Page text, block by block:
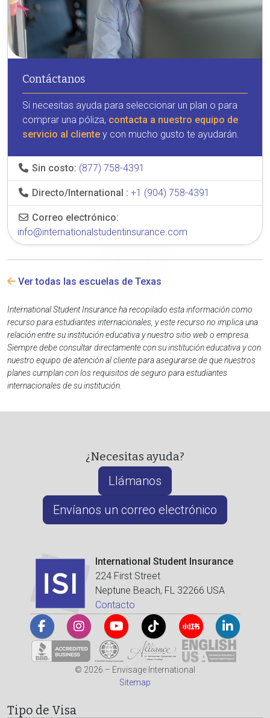
Contáctanos
Si necesitas ayuda para seleccionar un plan o para
comprar una póliza, contacta a nuestro equipo de
servicio al cliente y con mucho gusto te ayudarán.
Sin costo: (877) 758-4391
Directo/International : +1 (904) 758-4391
Correo electrónico:
info@internationalstudentinsurance.com
Ver todas las escuelas de Texas
International Student Insurance ha recopilado esta información como
recurso para estudiantes internacionales, y este recurso no implica una
relación entre su institución educativa y nuestro sitio web o empresa.
Siempre debe consultar directamente con su institución educativa y con
nuestro equipo de atención al cliente para asegurarse de que nuestros
planes cumplan con los requisitos de seguro para estudiantes
internacionales de su institución.
¿Necesitas ayuda?
Llámanos
Envíanos un correo electrónico
International Student Insurance
224 First Street
Neptune Beach, FL 32266 USA
Contacto
© 2026 – Envisage International
Sitemap
Tipo de Visa